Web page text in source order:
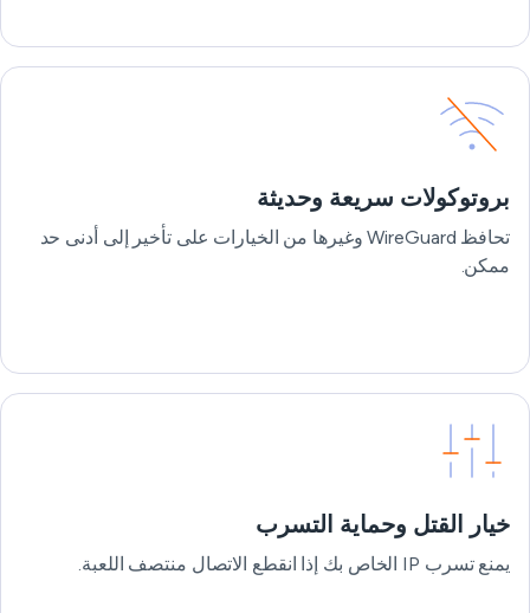
بروتوكولات سريعة وحديثة
تحافظ WireGuard وغيرها من الخيارات على تأخير إلى أدنى حد
ممكن.
خيار القتل وحماية التسرب
يمنع تسرب IP الخاص بك إذا انقطع الاتصال منتصف اللعبة.